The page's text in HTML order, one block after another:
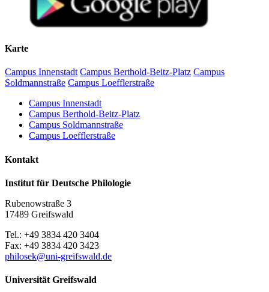
Begrüßung und Einführung
10.40–12.15 Uhr:
Matthias Vollmer (Greifswald): Zur pommerschen
Flurnamenforschung
Katharina Oelze / Friederike Burmann (Greifswald): Das
digitale vorpommersche Flurnamenbuch
Mittagspause
13.00–14.00 Uhr
Martin Lichtwark (Rostock): Digitale Deskribierung des
Initiative
historischen Amtes Eldena in den Akten der akademischen
Präfekturial– und Patronatsverwaltung im Greifswalder
Kaffeepause
Karte
Campus Innenstadt Campus Berthold-Beitz-Platz Campus
Soldmannstraße Campus Loefflerstraße
Campus Innenstadt
Campus Berthold-Beitz-Platz
Campus Soldmannstraße
Campus Loefflerstraße
Kontakt
Institut für Deutsche Philologie
Rubenowstraße 3
17489 Greifswald
Tel.: +49 3834 420 3404
Fax: +49 3834 420 3423
philosek@uni-greifswald.de
Universität Greifswald